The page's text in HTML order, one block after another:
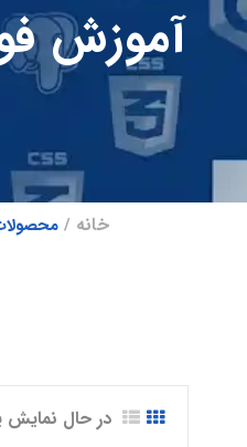
آموزش
خانه
در حال نمایش